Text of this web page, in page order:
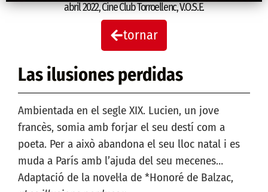
abril 2022,Cine Club Torroellenc,V.O.S.E.
tornar
Las ilusiones perdidas
Ambientada en el segle XIX. Lucien, un jove
francès, somia amb forjar el seu destí com a
poeta. Per a això abandona el seu lloc natal i es
muda a París amb l’ajuda del seu mecenes…
Adaptació de la novel·la de *Honoré de Balzac,